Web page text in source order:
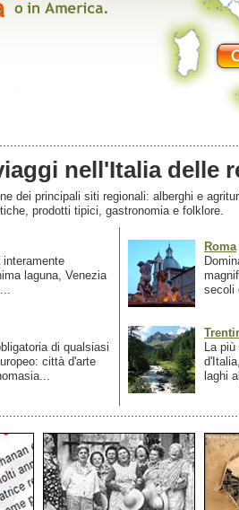
nell'Italia delle
dei principali siti regionali: alberghi e
prodotti tipici, gastronomia e folklore.
interamente
laguna, Venezia
di qualsiasi
città d'arte
Roma
secoli
La
laghi